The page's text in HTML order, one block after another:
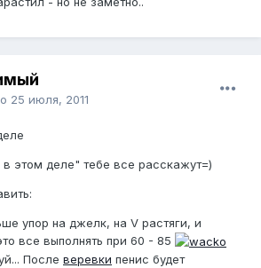
25 июля, 2011
этом деле" тебе все расскажут=)
упор на джелк, на V растяги, и
все выполнять при 60 - 85
После веревки пенис будет